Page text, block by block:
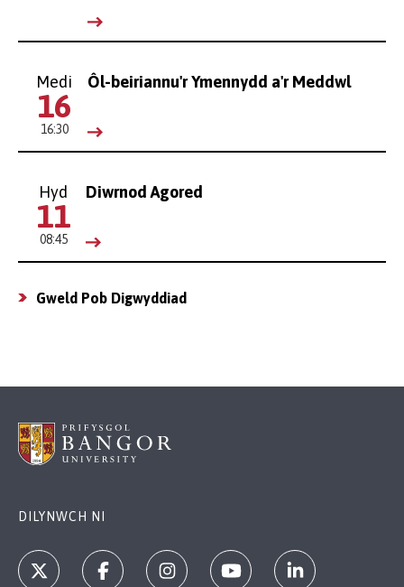
Medi
16
16:30
Ôl-beiriannu'r Ymennydd a'r Meddwl
Hyd
11
08:45
Diwrnod Agored
Gweld Pob Digwyddiad
DILYNWCH NI